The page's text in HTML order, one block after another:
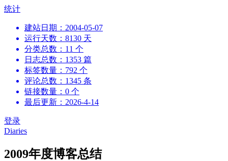
跳
统计
建站日期：2004-05-07
运行天数：8130 天
分类总数：11 个
日志总数：1353 篇
标签数量：792 个
评论总数：1345 条
链接数量：0 个
最后更新：2026-4-14
登录
Diaries
2009年度博客总结